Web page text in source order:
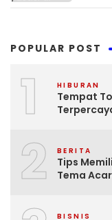
POPULAR POST
1 HIBURAN
Tempat
2 BERITA
Tips
Tema
BISNIS